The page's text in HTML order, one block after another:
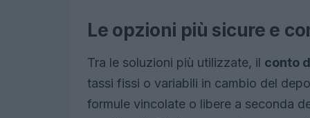
Le opzioni più sicure e
Tra le soluzioni più utilizzate, il conto
tassi fissi o variabili in cambio del
formule vincolate o libere a seconda